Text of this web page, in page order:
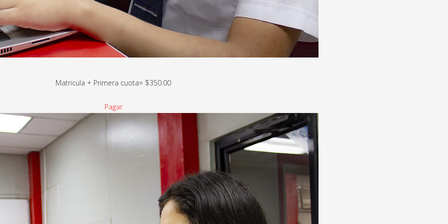
Matricula + Primera cuota= $350.00
Pagar